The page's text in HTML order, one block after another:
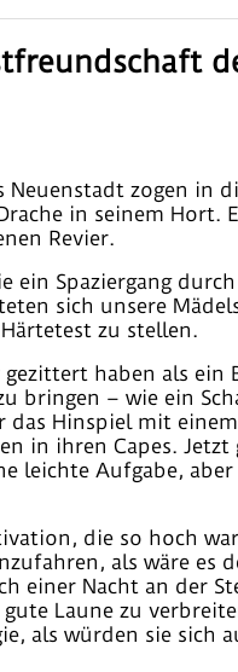
Neuenstadt zogen in
in seinem Hort.
Revier.
ein Spaziergang
sich unsere
zu stellen.
gezittert haben als
bringen – wie ein
Hinspiel mit
in ihren Capes. Jetzt
Aufgabe, aber
die so hoch
als wäre es
einer Nacht an der
Laune zu
als würden sie sich